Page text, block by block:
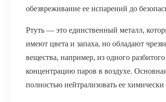
обезвреживание ее испарений до
Ртуть — это единственный металл,
имеют цвета и запаха, но обладают
вещества, например, из одного
концентрацию паров в воздухе.
полностью нейтрализовать ее